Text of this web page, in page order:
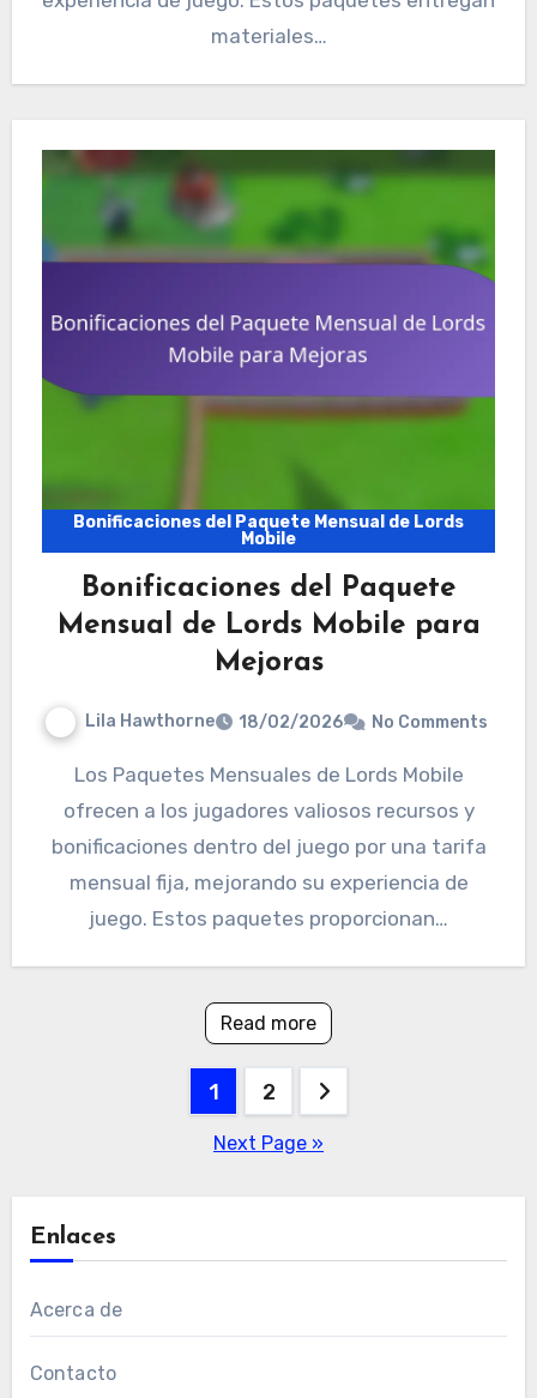
materiales…
Bonificaciones del Paquete Mensual de Lords
Mobile
Bonificaciones del Paquete
Mensual de Lords Mobile para
Mejoras
Lila Hawthorne 18/02/2026 No Comments
Los Paquetes Mensuales de Lords Mobile
ofrecen a los jugadores valiosos recursos y
bonificaciones dentro del juego por una tarifa
mensual fija, mejorando su experiencia de
juego. Estos paquetes proporcionan…
Read more
1 2
Next Page »
Enlaces
Acerca de
Contacto